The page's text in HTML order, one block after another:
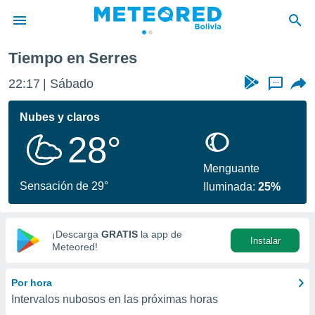
de
ha
calidad.
a este
las
y
digital
basada
Tiempo en Serres
22:17 Sábado ...
Nubes y claros
28°
Sensación de 29°
Menguante
Iluminada:25%
¡Descarga GRATIS la app de
Meteored!
Instalar
Por hora
Intervalos nubosos en las próximas horas